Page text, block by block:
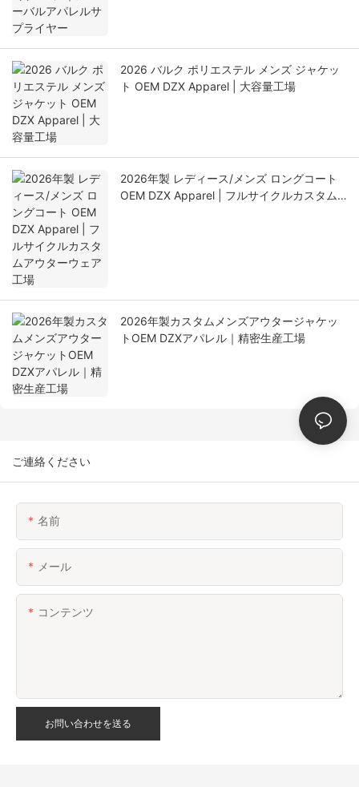
2026 バルク ポリエステル メンズ ジャケッ
ト OEM DZX Apparel | 大容量工場
2026年製 レディース/メンズ ロングコート
OEM DZX Apparel | フルサイクルカスタム
2026年製カスタムメンズアウタージャケッ
トOEM DZXアパレル｜精密生産工場
ご連絡ください
名前
メール
コンテンツ
お問い合わせを送る